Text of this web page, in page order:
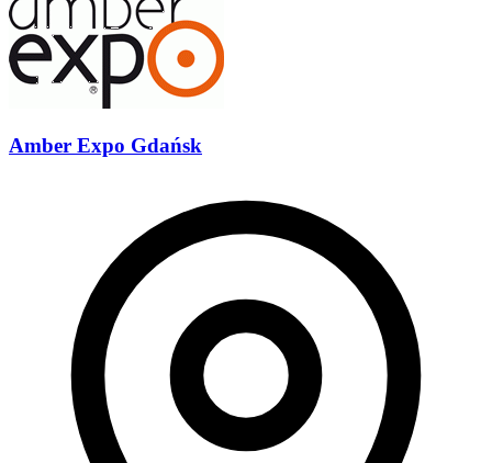
Amber Expo Gdańsk